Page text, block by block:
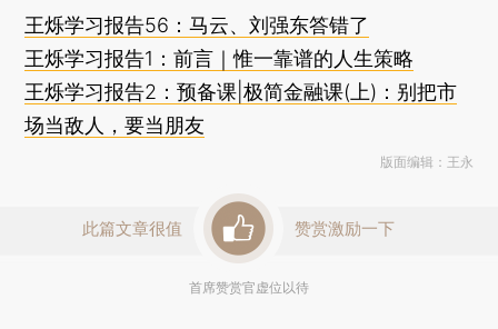
王烁学习报告56：马云、刘强东答错了
王烁学习报告1：前言｜惟一靠谱的人生策略
王烁学习报告2：预备课|极简金融课(上)：别把市
场当敌人，要当朋友
版面编辑：王永
此篇文章很值 赞赏激励一下
首席赞赏官虚位以待